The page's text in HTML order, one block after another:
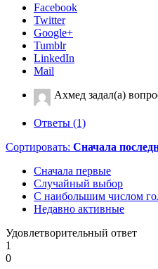
Facebook
Twitter
Google+
Tumblr
LinkedIn
Mail
Ахмед задал(а)
Ответы (1)
Сортировать: Сначала
Сначала первые
Случайный выбор
С наибольшим числом
Недавно активные
Удовлетворительный ответ
1
0